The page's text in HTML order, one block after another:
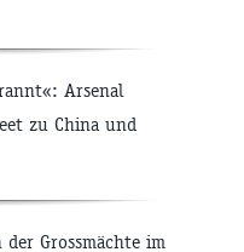
Arsenal
zu China und
der Grossmächte im